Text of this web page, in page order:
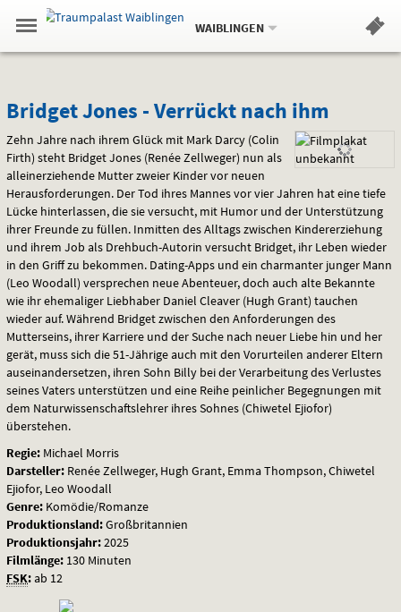
Springe
zum
,zum
.
Navigation
Gehe
zur
Standortauswahl
Standort:
WAIBLINGEN.
Hinweis
Bridget
Jones
-
Verrückt
nach
ihm
Bridget Jones - Verrückt nach ihm
Zehn Jahre nach ihrem Glück mit Mark Darcy (Colin
Firth) steht Bridget Jones (Renée Zellweger) nun als
alleinerziehende Mutter zweier Kinder vor neuen
Herausforderungen. Der Tod ihres Mannes vor vier Jahren hat eine tiefe
Lücke hinterlassen, die sie versucht, mit Humor und der Unterstützung
ihrer Freunde zu füllen. Inmitten des Alltags zwischen Kindererziehung
und ihrem Job als Drehbuch-Autorin versucht Bridget, ihr Leben wieder
in den Griff zu bekommen. Dating-Apps und ein charmanter junger Mann
(Leo Woodall) versprechen neue Abenteuer, doch auch alte Bekannte
wie ihr ehemaliger Liebhaber Daniel Cleaver (Hugh Grant) tauchen
wieder auf. Während Bridget zwischen den Anforderungen des
Mutterseins, ihrer Karriere und der Suche nach neuer Liebe hin und her
gerät, muss sich die 51-Jährige auch mit den Vorurteilen anderer Eltern
auseinandersetzen, ihren Sohn Billy bei der Verarbeitung des Verlustes
seines Vaters unterstützen und eine Reihe peinlicher Begegnungen mit
dem Naturwissenschaftslehrer ihres Sohnes (Chiwetel Ejiofor)
überstehen.
Regie: Michael Morris
Darsteller: Renée Zellweger, Hugh Grant, Emma Thompson, Chiwetel
Ejiofor, Leo Woodall
Genre: Komödie/Romanze
Produktionsland:Großbritannien
Produktionsjahr:2025
Filmlänge: 130 Minuten
FSK:ab 12